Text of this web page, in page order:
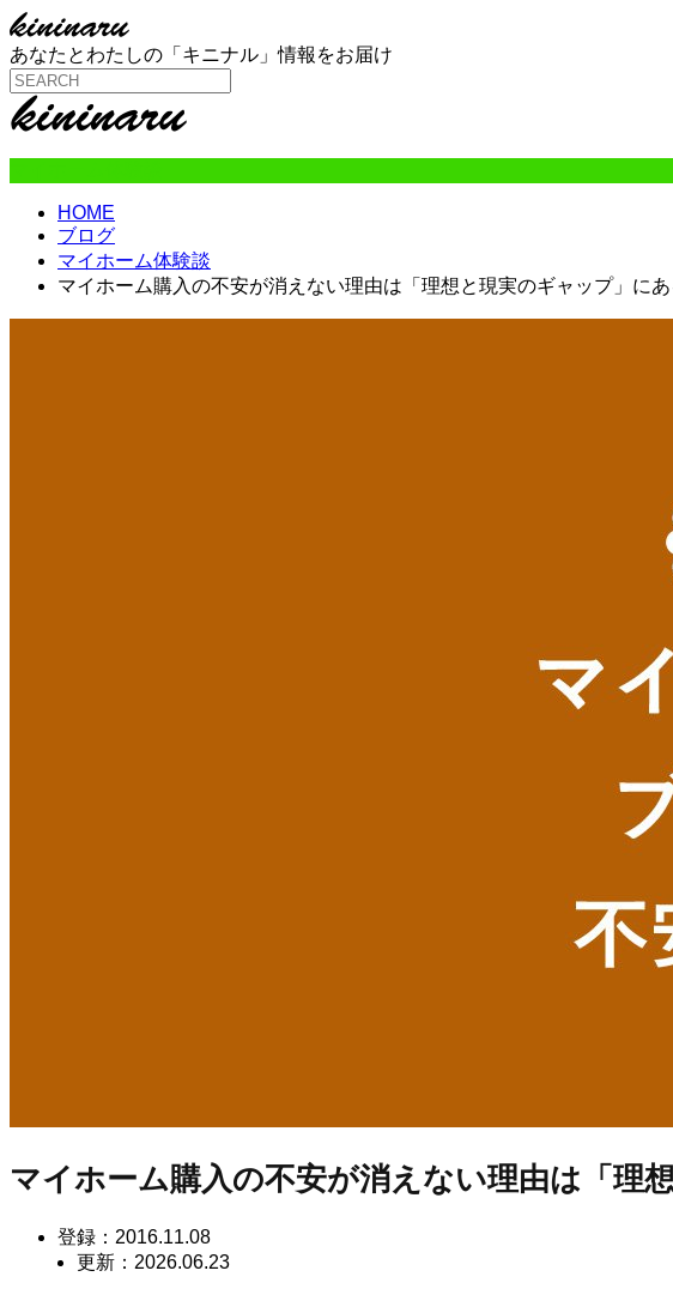
あなたとわたしの「キニナル」情報をお届け
HOME
ブログ
マイホーム体験談
マイホーム購入の不安が消えない理由は「理想と現実のギャップ」にあ
マイホーム購入の不安が消えない理由は「理
登録： 2016.11.08
更新： 2026.06.23